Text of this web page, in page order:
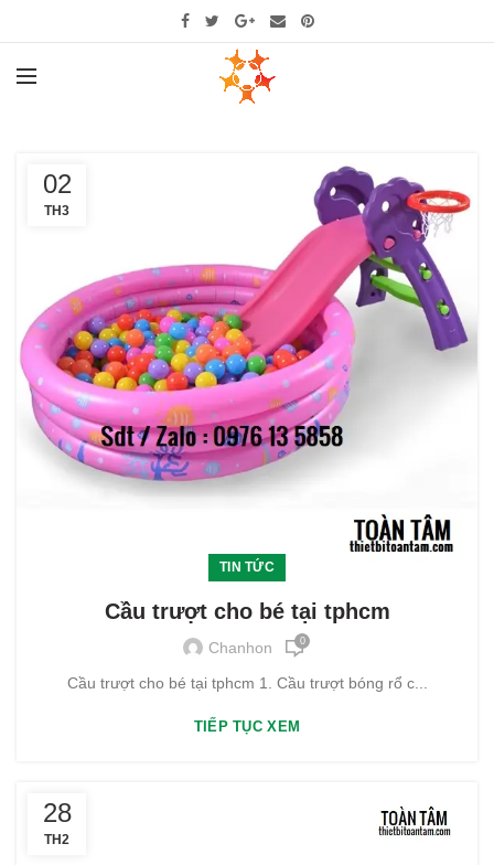
02
TH3
TIN TỨC
Cầu trượt cho bé tại tphcm
Chanhon 0
Cầu trượt cho bé tại tphcm 1. Cầu trượt bóng rổ c...
TIẾP TỤC XEM
28
TH2